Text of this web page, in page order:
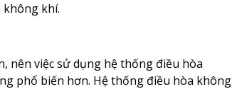
không khí.
nên việc sử dụng hệ thống điều hòa
phổ biến hơn. Hệ thống điều hòa không